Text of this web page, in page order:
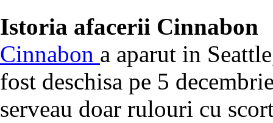
Istoria afacerii Cinnabon
Cinnabon a aparut in
fost deschisa pe 5
serveau doar rulouri cu